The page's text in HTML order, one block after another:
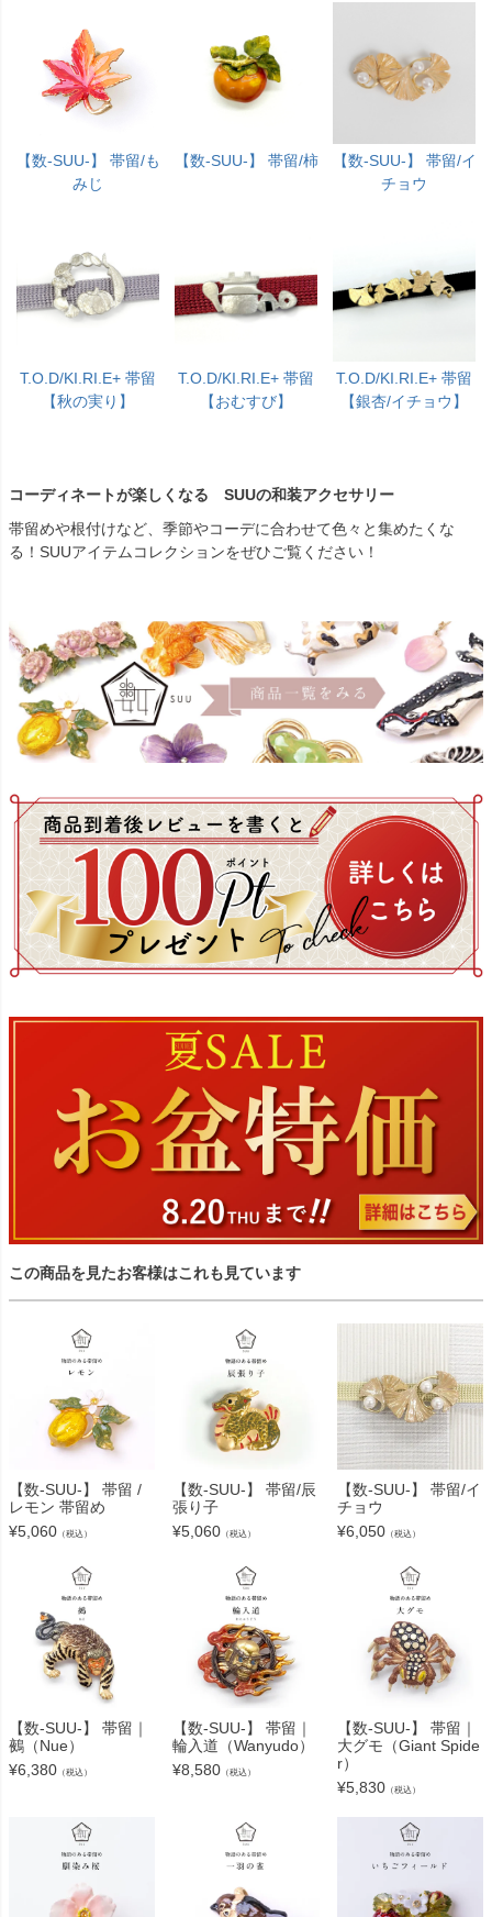
【数-SUU-】 帯留/も
みじ
【数-SUU-】 帯留/柿
【数-SUU-】 帯留/イ
チョウ
T.O.D/KI.RI.E+ 帯留
【秋の実り】
T.O.D/KI.RI.E+ 帯留
【おむすび】
T.O.D/KI.RI.E+ 帯留
【銀杏/イチョウ】
コーディネートが楽しくなる SUUの和装アクセサリー
帯留めや根付けなど、季節やコーデに合わせて色々と集めたくな
る！SUUアイテムコレクションをぜひご覧ください！
この商品を見たお客様はこれも見ています
【数-SUU-】 帯留 /
レモン 帯留め
¥5,060 （税込）
【数-SUU-】 帯留/辰
張り子
¥5,060 （税込）
【数-SUU-】 帯留/イ
チョウ
¥6,050（税込）
【数-SUU-】 帯留｜
鵺（Nue）
¥6,380 （税込）
【数-SUU-】 帯留｜
輪入道（Wanyudo）
¥8,580 （税込）
【数-SUU-】 帯留｜
大グモ（Giant Spide
r）
¥5,830（税込）